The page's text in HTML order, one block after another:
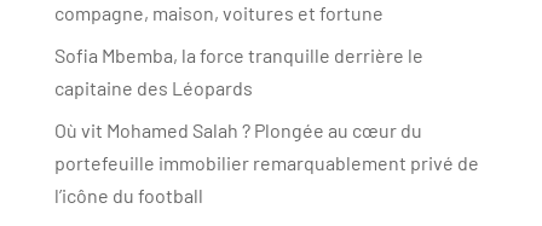
compagne, maison, voitures et fortune
Sofia Mbemba, la force tranquille derrière le
capitaine des Léopards
Où vit Mohamed Salah ? Plongée au cœur du
portefeuille immobilier remarquablement privé de
l’icône du football